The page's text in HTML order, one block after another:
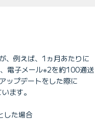
、例えば、1ヵ月あたりに
電子メール※2を約100通送
ップデートをした際に
ます。
た場合